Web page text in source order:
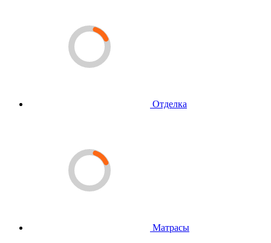
Отделка
Матрасы